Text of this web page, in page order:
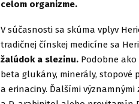
celom organizme.
V súčasnosti sa skúma vplyv
tradičnej čínskej medicíne sa
žalúdok a slezinu. Podobne
beta glukány, minerály, stopové
a erinaciny. Ďalšími